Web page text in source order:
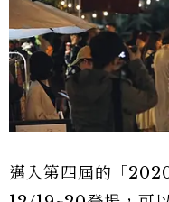
邁入第四屆的「